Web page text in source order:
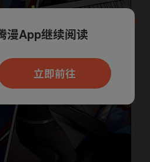
阅读，可打开App新用
7天免费看
漫App继续阅读
立即前往